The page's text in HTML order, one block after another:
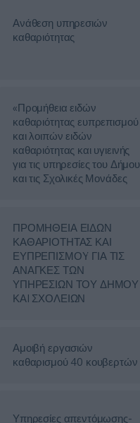
Ανάθεση υπηρεσιών
καθαριότητας
«Προμήθεια ειδών
καθαριότητας ευπρεπισμού
και λοιπών ειδών
καθαριότητας και υγιεινής
για τις υπηρεσίες του Δήμου
και τις Σχολικές Μονάδες
ΠΡΟΜΗΘΕΙΑ ΕΙΔΩΝ
ΚΑΘΑΡΙΟΤΗΤΑΣ ΚΑΙ
ΕΥΠΡΕΠΙΣΜΟΥ ΓΙΑ ΤΙΣ
ΑΝΑΓΚΕΣ ΤΩΝ
ΥΠΗΡΕΣΙΩΝ ΤΟΥ ΔΗΜΟΥ
ΚΑI ΣΧΟΛΕΙΩΝ
Αμοιβή εργασιών
καθαρισμού 40 κουβερτών
Υπηρεσίες απεντόμωσης-